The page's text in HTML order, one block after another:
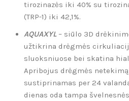
tirozinazės iki 40% su
(TRP-1) iki 42,1%.
AQUAXYL – siūlo 3D
užtikrina drėgmės
sluoksniuose bei skatina
Apribojus drėgmės
sustiprinamas per 24
dienas oda tampa